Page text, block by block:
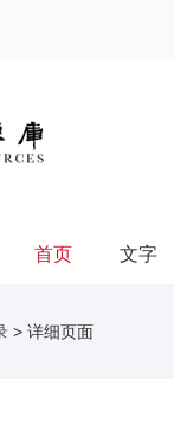
首页 文字
> 详细页面